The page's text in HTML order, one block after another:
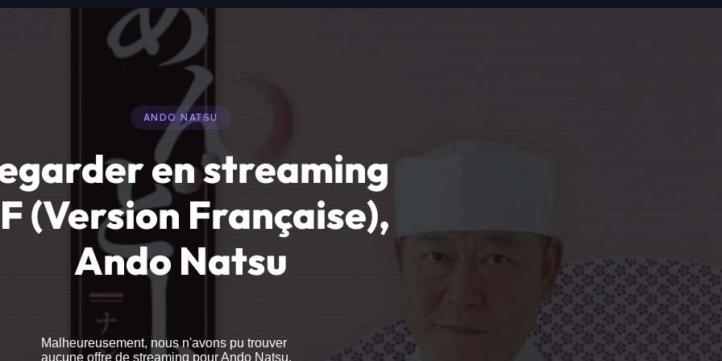
ANDO NATSU
en streaming
(Version Française),
Ando Natsu